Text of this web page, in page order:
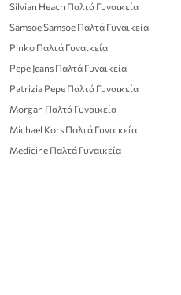
Silvian Heach Παλτά Γυναικεία
Samsoe Samsoe Παλτά Γυναικεία
Pinko Παλτά Γυναικεία
Pepe Jeans Παλτά Γυναικεία
Patrizia Pepe Παλτά Γυναικεία
Morgan Παλτά Γυναικεία
Michael Kors Παλτά Γυναικεία
Medicine Παλτά Γυναικεία